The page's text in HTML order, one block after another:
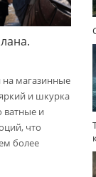
магазинные
и шкурка
ватные и
что
более